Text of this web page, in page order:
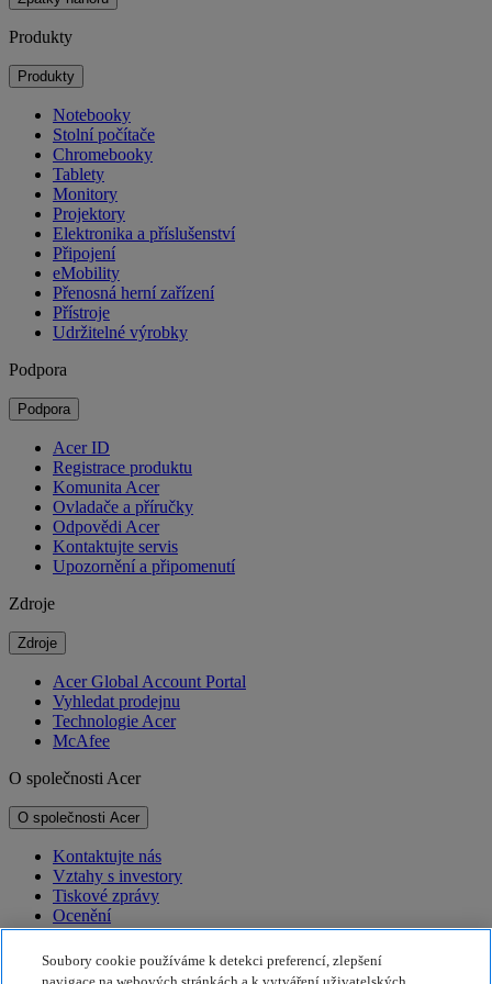
Produkty
Produkty
Notebooky
Stolní počítače
Chromebooky
Tablety
Monitory
Projektory
Elektronika a příslušenství
Připojení
eMobility
Přenosná herní zařízení
Přístroje
Udržitelné výrobky
Podpora
Podpora
Acer ID
Registrace produktu
Komunita Acer
Ovladače a příručky
Odpovědi Acer
Kontaktujte servis
Upozornění a připomenutí
Zdroje
Zdroje
Acer Global Account Portal
Vyhledat prodejnu
Technologie Acer
McAfee
O společnosti Acer
O společnosti Acer
Kontaktujte nás
Vztahy s investory
Tiskové zprávy
Ocenění
Události
Udržitelnost
Soubory cookie používáme k detekci preferencí, zlepšení